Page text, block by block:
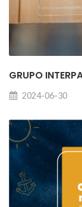
GRUPO
2024-06-30